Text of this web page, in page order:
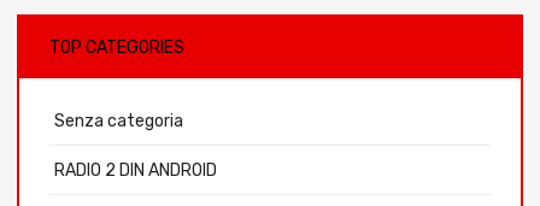
TOP CATEGORIES
Senza categoria
RADIO 2 DIN ANDROID